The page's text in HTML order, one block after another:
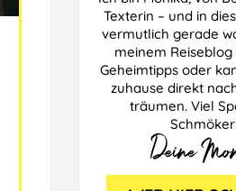
Texterin – und in
vermutlich gerade
meinem
Geheimtipps oder
zuhause direkt
träumen. Viel